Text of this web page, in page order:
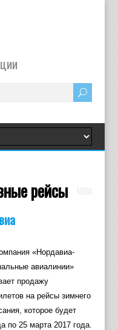
рейсы
«Нордавиа-
авиалинии»
продажу
на рейсы зимнего
которое будет
по 25 марта 2017 года.